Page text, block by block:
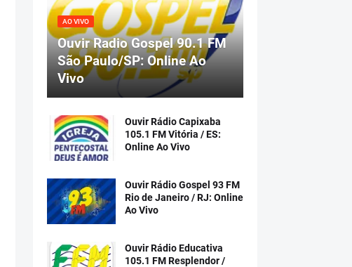
AO VIVO
Ouvir Radio Gospel 90.1 FM
São Paulo/SP: Online Ao
Vivo
Ouvir Rádio Capixaba
105.1 FM Vitória / ES:
Online Ao Vivo
Ouvir Rádio Gospel 93 FM
Rio de Janeiro / RJ: Online
Ao Vivo
Ouvir Rádio Educativa
105.1 FM Resplendor /